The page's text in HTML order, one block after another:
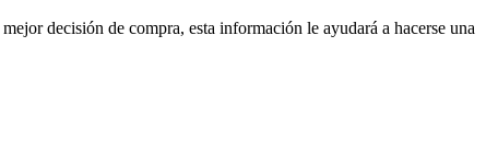
decisión de compra, esta información le ayudará a hacerse una